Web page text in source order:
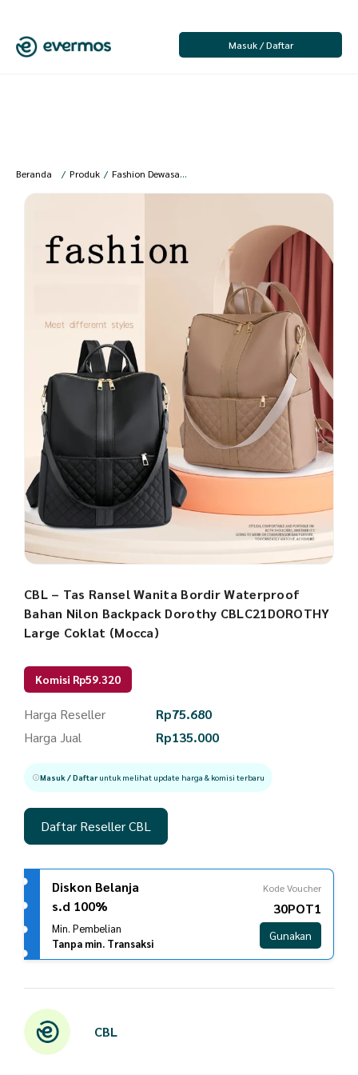
Masuk / Daftar
Beranda / Produk / Fashion Dewasa /
CBL – Tas Ransel Wanita Bordir Waterproof
Bahan Nilon Backpack Dorothy CBLC21DOROTHY
Large Coklat (Mocca)
Komisi Rp59.320
Harga Reseller Rp75.680
Harga Jual
Rp135.000
Masuk / Daftaruntuk melihat update harga & komisi terbaru
Daftar Reseller CBL
Diskon Belanja
s.d 100%
Min. Pembelian
Tanpa min. Transaksi
Kode Voucher
30POT1
Gunakan
CBL